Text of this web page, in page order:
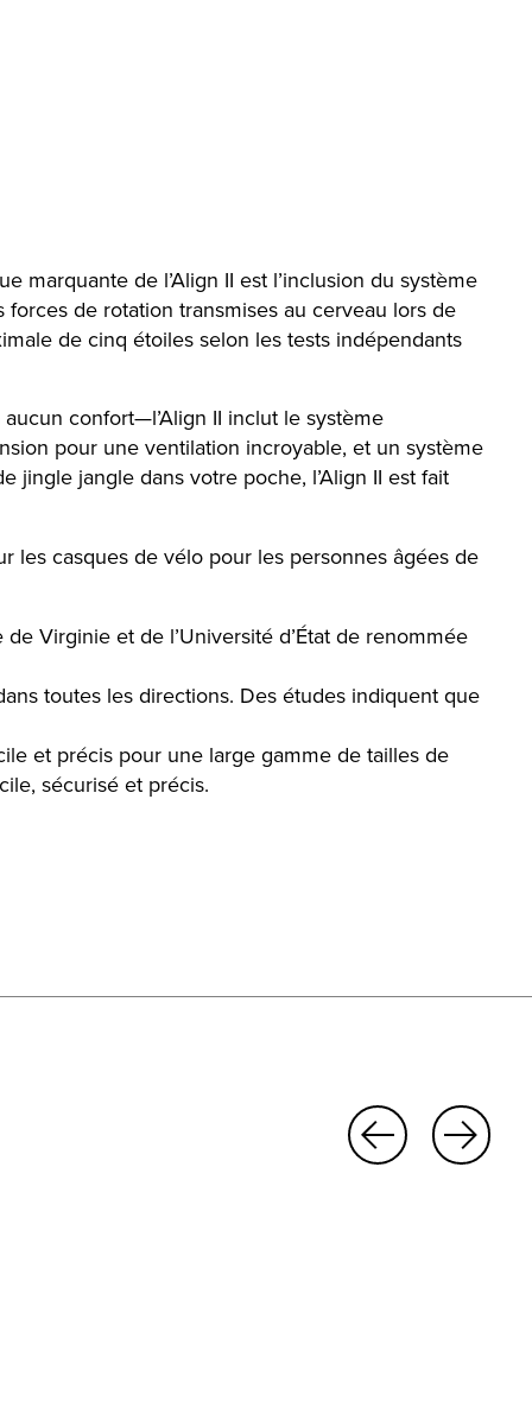
marquante de l’Align II est l’inclusion du système
de rotation transmises au cerveau lors de
de cinq étoiles selon les tests indépendants
confort—l’Align II inclut le système
pour une ventilation incroyable, et un système
jingle jangle dans votre poche, l’Align II est fait
les casques de vélo pour les personnes âgées de
Virginie et de l’Université d’État de renommée
toutes les directions. Des études indiquent que
et précis pour une large gamme de tailles de
sécurisé et précis.